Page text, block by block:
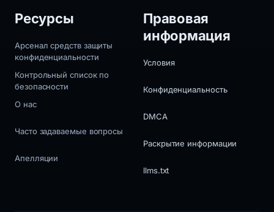
Ресурсы
Арсенал средств защиты
конфиденциальности
Контрольный список по
безопасности
О нас
Часто задаваемые вопросы
Апелляции
Правовая
информация
Условия
Конфиденциальность
DMCA
Раскрытие информации
llms.txt